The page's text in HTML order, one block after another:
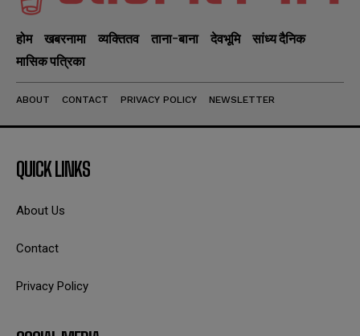
होम खबरनामा व्यक्तितव ताना-बाना देवभूमि
सांध्य दैनिक
मासिक पत्रिका
ABOUT CONTACT PRIVACY POLICY NEWSLETTER
QUICK LINKS
About Us
Contact
Privacy Policy